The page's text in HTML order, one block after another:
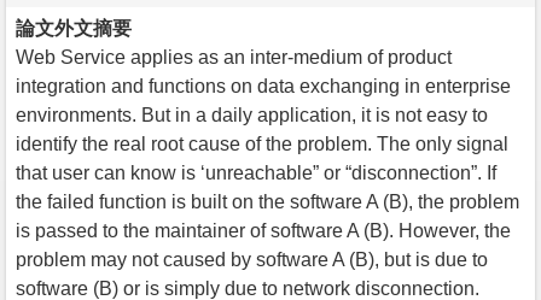
論文外文摘要
Web Service applies as an inter-medium of product
integration and functions on data exchanging in enterprise
environments. But in a daily application, it is not easy to
identify the real root cause of the problem. The only signal
that user can know is ‘unreachable” or “disconnection”. If
the failed function is built on the software A (B), the problem
is passed to the maintainer of software A (B). However, the
problem may not caused by software A (B), but is due to
software (B) or is simply due to network disconnection.